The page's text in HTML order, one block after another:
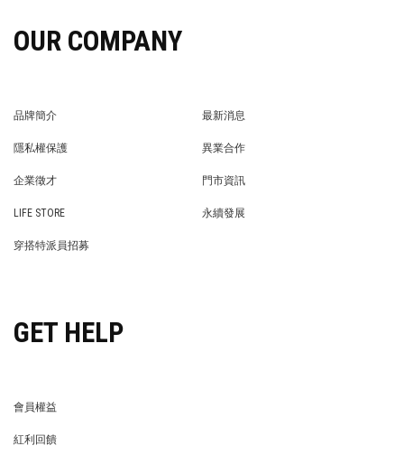
OUR COMPANY
品牌簡介
最新消息
隱私權保護
異業合作
企業徵才
門市資訊
LIFE STORE
永續發展
穿搭特派員招募
GET HELP
會員權益
紅利回饋